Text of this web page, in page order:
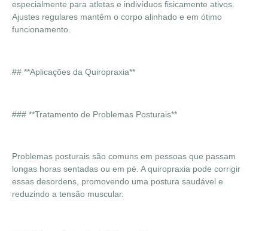
especialmente para atletas e indivíduos fisicamente ativos.
Ajustes regulares mantêm o corpo alinhado e em ótimo
funcionamento.
## **Aplicações da Quiropraxia**
### **Tratamento de Problemas Posturais**
Problemas posturais são comuns em pessoas que passam
longas horas sentadas ou em pé. A quiropraxia pode corrigir
essas desordens, promovendo uma postura saudável e
reduzindo a tensão muscular.